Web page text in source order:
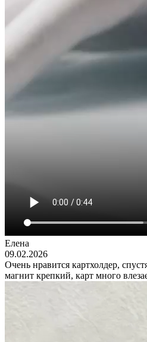
Елена
09.02.2026
Очень нравится картхолдер,
магнит крепкий, карт много